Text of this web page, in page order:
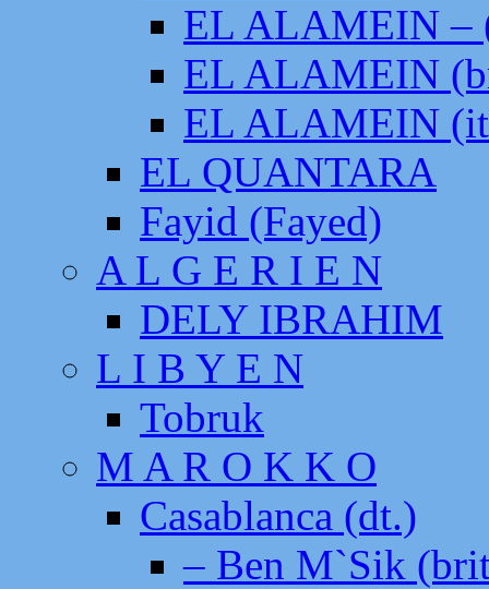
EL ALAMEIN –
EL ALAMEIN
EL ALAMEIN
EL QUANTARA
Fayid (Fayed)
A L G E R I E N
DELY IBRAHIM
L I B Y E N
Tobruk
M A R O K K O
Casablanca (dt.)
– Ben M`Sik